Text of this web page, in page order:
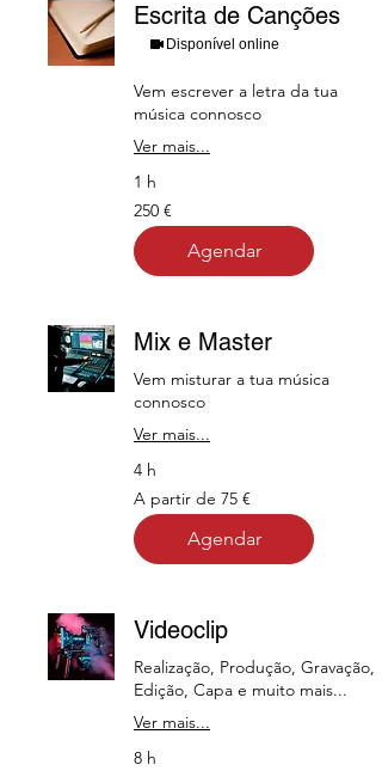
Escrita de Canções
Disponível online
Vem escrever a letra da tua
música connosco
Ver mais...
1 h
250
euros
250 €
Agendar
Mix e Master
Vem misturar a tua música
connosco
Ver mais...
4 h
A
partir
de
75
euros
A partir de 75 €
Agendar
Videoclip
Realização, Produção, Gravação,
Edição, Capa e muito mais...
Ver mais...
8 h